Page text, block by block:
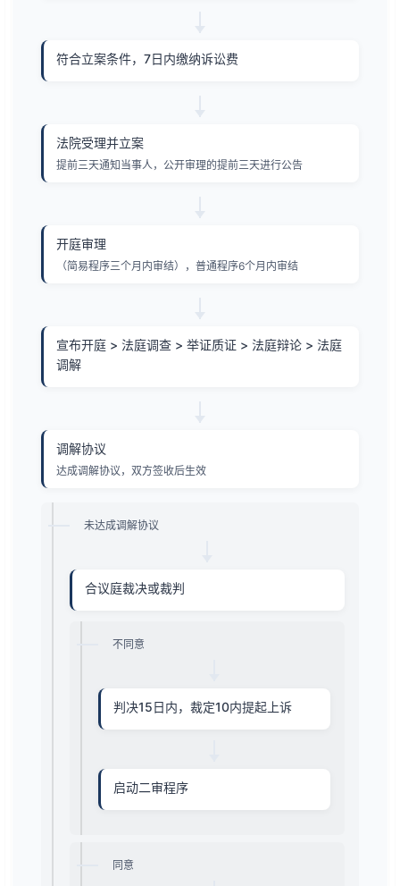
符合立案条件，7日内缴纳诉讼费
法院受理并立案
提前三天通知当事人，公开审理的提前三天进行公告
开庭审理
（简易程序三个月内审结），普通程序6个月内审结
宣布开庭 > 法庭调查 > 举证质证 > 法庭辩论 > 法庭
调解
调解协议
达成调解协议，双方签收后生效
未达成调解协议
合议庭裁决或裁判
不同意
判决15日内，裁定10内提起上诉
启动二审程序
同意